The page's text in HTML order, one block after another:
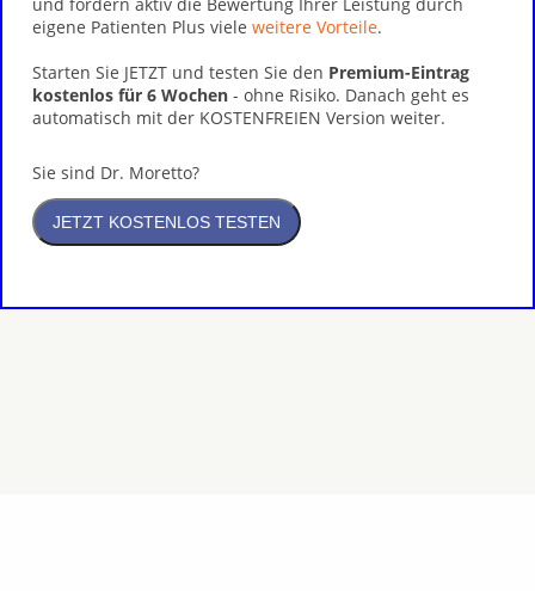
eigene Patienten Plus viele weitere Vorteile.
Starten Sie JETZT und testen Sie den Premium-Eintrag
kostenlos für 6 Wochen - ohne Risiko. Danach geht es
automatisch mit der KOSTENFREIEN Version weiter.
Sie sind Dr. Moretto?